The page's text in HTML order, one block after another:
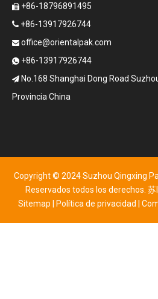
 +86-18796891495
 +86-13917926744
 office@orientalpak.com
 +86-13917926744
 No.168 Shanghai Dong Road
Provincia China
Copyright © 2024 Suzhou Qingxing
Reservados todos los derechos. 苏
Sitemap | Política de privacidad |